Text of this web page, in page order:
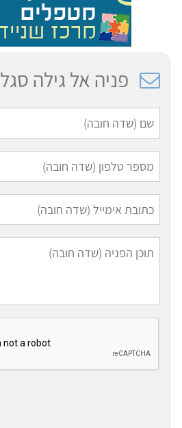
פניה אל גילה סגל